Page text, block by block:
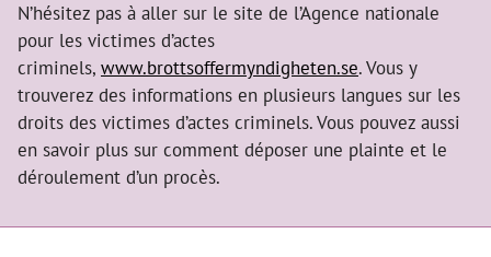
N’hésitez pas à aller sur le site de l’Agence nationale
pour les victimes d’actes
criminels, www.brottsoffermyndigheten.se. Vous y
trouverez des informations en plusieurs langues sur les
droits des victimes d’actes criminels. Vous pouvez aussi
en savoir plus sur comment déposer une plainte et le
déroulement d’un procès.